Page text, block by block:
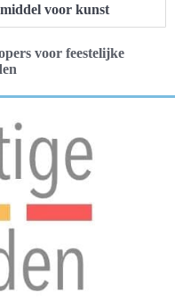
voor kunst
voor feestelijke